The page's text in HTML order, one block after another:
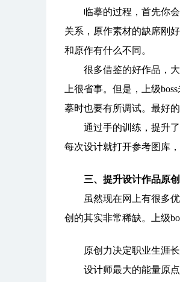
临摹的过程，首先你会
关系，原作素材的缺席刚
和原作有什么不同。
很多借鉴的好作品，大
上很省事。但是，上级
摹时也要有所调试。最好
通过手的训练，提升了
每次设计就打开参考图库
三、提升设计作品原
虽然现在网上有很多优
创的其实非常稀缺。上级
原创力决定职业生涯长
设计师最大的能量原点